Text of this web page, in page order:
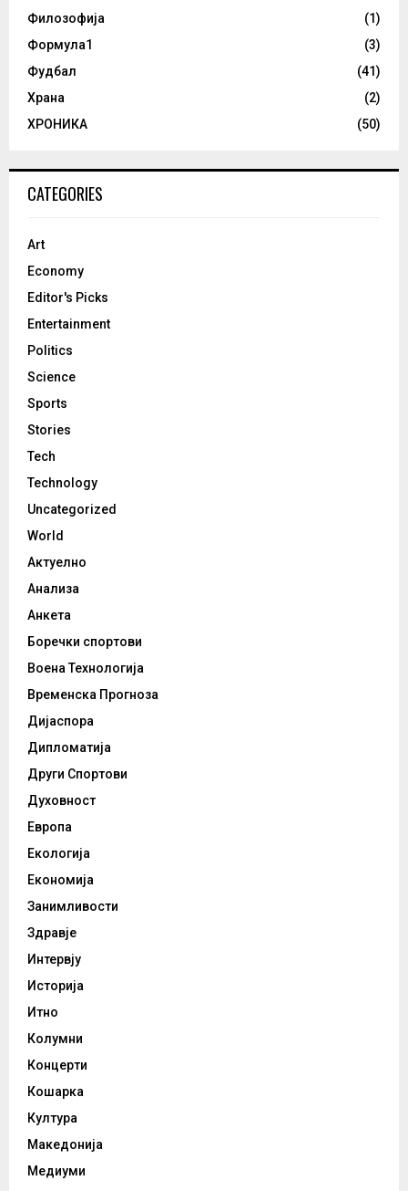
Филозофија
(1)
Формула1
(3)
Фудбал
(41)
Храна
(2)
ХРОНИКА
(50)
CATEGORIES
Art
Economy
Editor's Picks
Entertainment
Politics
Science
Sports
Stories
Tech
Technology
Uncategorized
World
Актуелно
Анализа
Анкета
Боречки спортови
Воена Технологија
Временска Прогноза
Дијаспора
Дипломатија
Други Спортови
Духовност
Европа
Екологија
Економија
Занимливости
Здравје
Интервју
Историја
Итно
Колумни
Концерти
Кошарка
Култура
Македонија
Медиуми